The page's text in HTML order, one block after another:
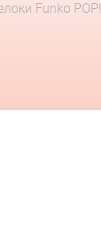
Funko POP!